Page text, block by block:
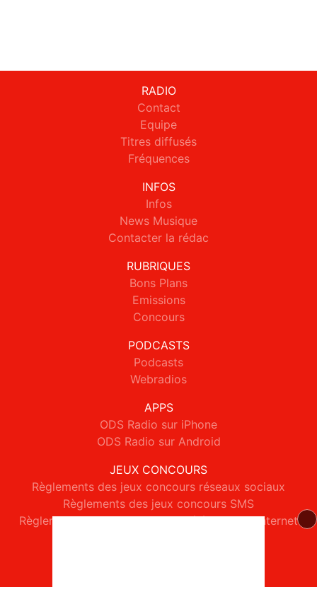
RADIO
Contact
Equipe
Titres diffusés
Fréquences
INFOS
Infos
News Musique
Contacter la rédac
RUBRIQUES
Bons Plans
Emissions
Concours
PODCASTS
Podcasts
Webradios
APPS
ODS Radio sur iPhone
ODS Radio sur Android
JEUX CONCOURS
Règlements des jeux concours réseaux sociaux
Règlements des jeux concours SMS
Règlements des jeux concours téléphone et internet